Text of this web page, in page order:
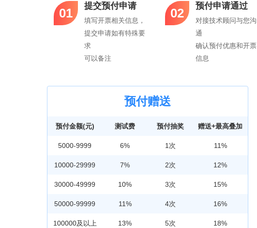
01 提交预付申请
填写开票相关信息，
提交申请如有特殊要
求
可以备注
02 预付申请通过
对接技术顾问与您沟
通
确认预付优惠和开票
信息
预付赠送
预付金额(元) 测试费 预付抽奖 赠送+最高叠加
5000-9999 6% 1次 11%
10000-29999 7% 2次 12%
30000-49999 10% 3次 15%
50000-99999 11% 4次 16%
100000及以上 13% 5次 18%